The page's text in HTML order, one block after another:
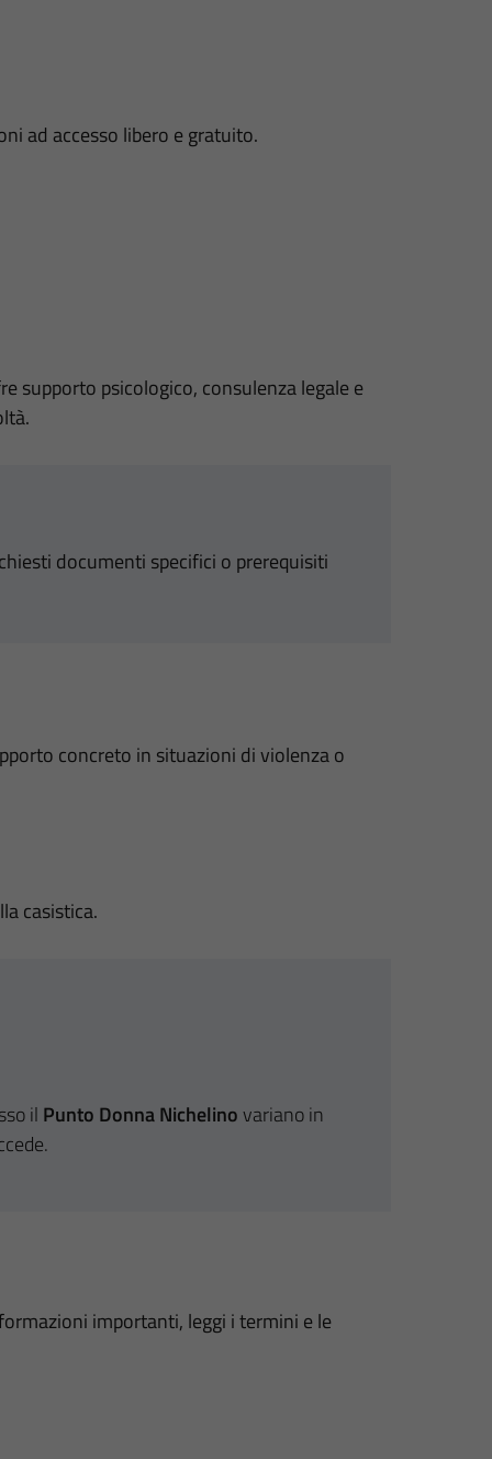
ad accesso libero e gratuito.
supporto psicologico, consulenza legale e
documenti specifici o prerequisiti
concreto in situazioni di violenza o
casistica.
il Punto Donna Nichelinovariano in
importanti, leggi i termini e le